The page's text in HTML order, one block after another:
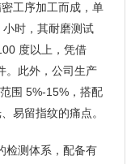
工序加工而成，单
时，其耐磨测试
度以上，凭借
。此外，公司生产
围 5%-15%，搭配
易留指纹的痛点。
检测体系，配备有